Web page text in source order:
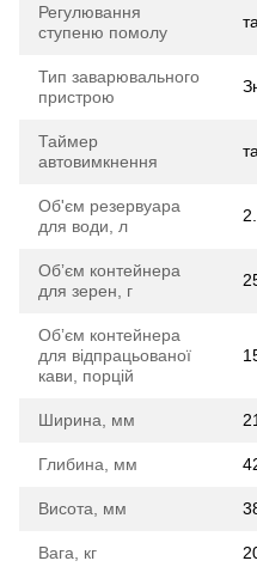
Регулювання
ступеню помолу
Тип заварювального
пристрою
Таймер
автовимкнення
Об'єм резервуара
для води, л
Обʼєм контейнера
для зерен, г
Обʼєм контейнера
для відпрацьованої
кави, порцій
Ширина, мм
Глибина, мм
Висота, мм
Вага, кг